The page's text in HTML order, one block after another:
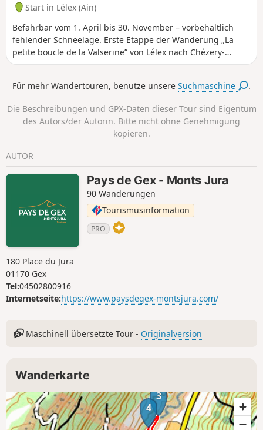
Start in Lélex (Ain)
Befahrbar vom 1. April bis 30. November – vorbehaltlich
fehlender Schneelage. Erste Etappe der Wanderung „La
petite boucle de la Valserine” von Lélex nach Chézery-
Forens. Von Lélex aus beginnen Sie den Aufstieg zum Crêt
einem außergewöhnlichen Panorama auf den Mont-Blanc
m). Schutzgebiet: Hunde und Zeltbiwak sind im Nationalen
Naturschutzgebiet Haute Chaîne du Jura verboten.
Für mehr Wandertouren, benutze unsereSuchmaschine .
Die Beschreibungen und GPX-Daten dieser Tour sind Eigentum
des Autors/der Autorin. Bitte nicht ohne Genehmigung
kopieren.
AUTOR
Pays de Gex - Monts Jura
90 Wanderungen
Tourismusinformation
PRO
180 Place du Jura
01170 Gex
Tel:04502800916
Internetseite:https://www.paysdegex-montsjura.com/
Maschinell übersetzte Tour - Originalversion
Wanderkarte
3
4